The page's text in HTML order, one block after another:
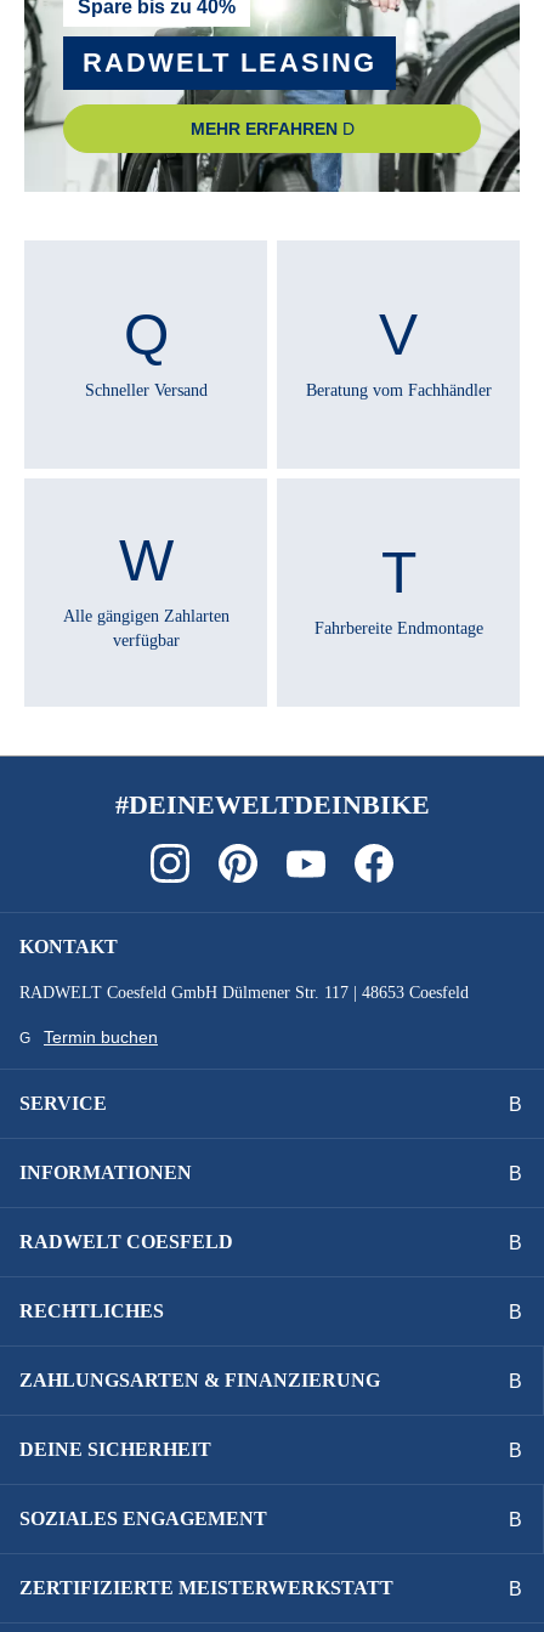
Aluminium
RAHMENGRÖSSE :
54 cm, 59 cm, 64 cm
RÜCKLICHT :
Nein
SATTEL :
Selle Royal Gipsy
SATTELSTÜTZE :
SCHALTHEBEL :
Shimano Nexus 7
SCHALTUNGSTYP :
500 Wh
VORBAU :
Gazelle Shuttle, stufenlos verstellbar
ZAHNRIEMEN :
Spare bis zu 40%
RADWELT LEASING
MEHR ERFAHREN
Schneller Versand Beratung vom Fachhändler
Alle gängigen Zahlarten
verfügbar
Fahrbereite Endmontage
#DEINEWELTDEINBIKE
KONTAKT
RADWELT Coesfeld GmbH Dülmener Str. 117 | 48653 Coesfeld
Termin buchen
SERVICE
INFORMATIONEN
RADWELT COESFELD
RECHTLICHES
ZAHLUNGSARTEN & FINANZIERUNG
DEINE SICHERHEIT
SOZIALES ENGAGEMENT
ZERTIFIZIERTE MEISTERWERKSTATT